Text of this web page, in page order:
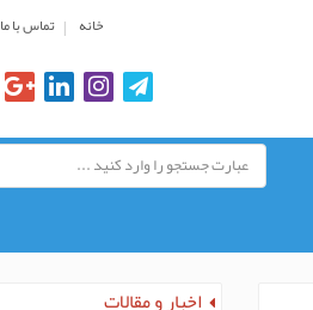
خانه تماس با ما
اخبار و مقالات